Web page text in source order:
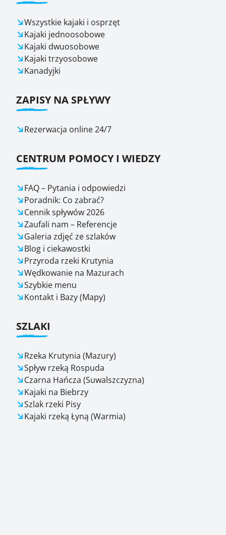
Wszystkie kajaki i osprzęt
Kajaki jednoosobowe
Kajaki dwuosobowe
Kajaki trzyosobowe
Kanadyjki
ZAPISY NA SPŁYWY
Rezerwacja online 24/7
CENTRUM POMOCY I WIEDZY
FAQ – Pytania i odpowiedzi
Poradnik: Co zabrać?
Cennik spływów 2026
Zaufali nam – Referencje
Galeria zdjęć ze szlaków
Blog i ciekawostki
Przyroda rzeki Krutynia
Wędkowanie na Mazurach
Szybkie menu
Kontakt i Bazy (Mapy)
SZLAKI
Rzeka Krutynia (Mazury)
Spływ rzeką Rospuda
Czarna Hańcza (Suwalszczyzna)
Kajaki na Biebrzy
Szlak rzeki Pisy
Kajaki rzeką Łyną (Warmia)